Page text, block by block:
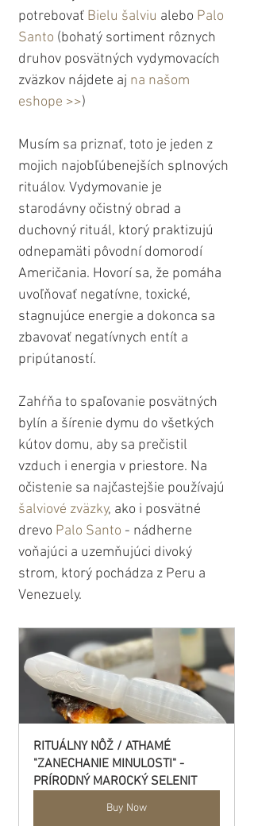
potrebovať Bielu šalviu alebo Palo
Santo (bohatý sortiment rôznych
druhov posvätných vydymovacích
zväzkov nájdete aj na našom
eshope >>)
Musím sa priznať, toto je jeden z
mojich najobľúbenejších splnových
rituálov. Vydymovanie je
starodávny očistný obrad a
duchovný rituál, ktorý praktizujú
odnepamäti pôvodní domorodí
Američania. Hovorí sa, že pomáha
uvoľňovať negatívne, toxické,
stagnujúce energie a dokonca sa
zbavovať negatívnych entít a
pripútaností.
Zahŕňa to spaľovanie posvätných
bylín a šírenie dymu do všetkých
kútov domu, aby sa prečistil
vzduch i energia v priestore. Na
očistenie sa najčastejšie používajú
šalviové zväzky, ako i posvätné
drevo Palo Santo - nádherne
voňajúci a uzemňujúci divoký
strom, ktorý pochádza z Peru a
Venezuely.
RITUÁLNY NÔŽ / ATHAMÉ
"ZANECHANIE MINULOSTI" -
PRÍRODNÝ MAROCKÝ SELENIT
Buy Now